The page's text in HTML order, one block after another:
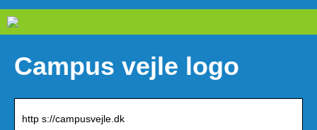
Campus vejle logo
http s://campusvejle.dk